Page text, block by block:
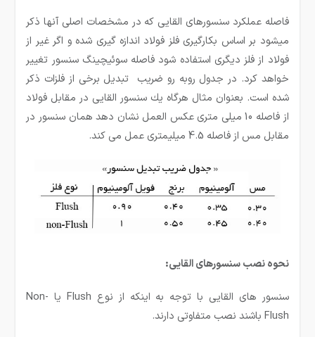
فاصله عملكرد سنسورهای القایی كه در مشخصات اصلی آنها ذكر
میشود بر اساس بكارگیری فلز فولاد اندازه گیری شده و اگر غیر از
فولاد از فلز دیگری استفاده شود فاصله سوئیچینگ سنسور تغییر
خواهد كرد. در جدول روبه رو ضریب تبدیل برخی از فلزات ذكر
شده است. بعنوان مثال هرگاه یك سنسور القایی در مقابل فولاد
از فاصله 10 میلی متری عكس العمل نشان دهد همان سنسور در
مقابل مس از فاصله 4.5 میلیمتری عمل می كند.
نحوه نصب سنسورهای القایی:
سنسور های القایی با توجه به اینکه از نوع Flush یا Non-
Flush باشند نصب متفاوتی دارند.